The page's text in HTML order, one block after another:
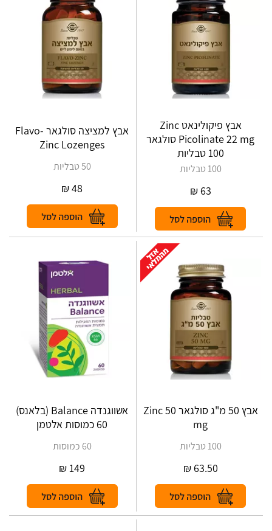
אבץ פיקולינאט Zinc
Picolinate 22 mg סולגאר
100 טבליות
100 טבליות
63
₪
אבץ למציצה סולגאר Flavo-
Zinc Lozenges
50 טבליות
48
₪
אבץ 50 מ"ג סולגאר Zinc 50
mg
100 טבליות
63.50
₪
אשווגנדה Balance (בלאנס)
60 כמוסות אלטמן
60 כמוסות
149
₪